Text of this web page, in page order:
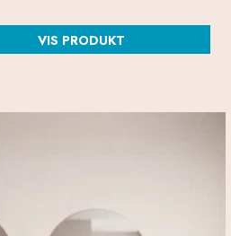
VIS PRODUKT